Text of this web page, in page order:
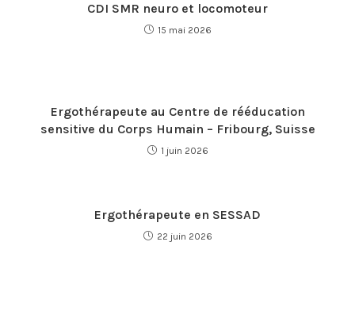
CDI SMR neuro et locomoteur
15 mai 2026
Ergothérapeute au Centre de rééducation
sensitive du Corps Humain – Fribourg, Suisse
1 juin 2026
Ergothérapeute en SESSAD
22 juin 2026